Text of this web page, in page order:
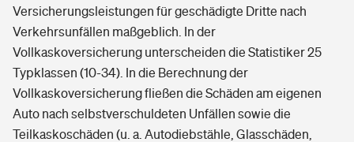
Versicherungsleistungen für geschädigte Dritte nach
Verkehrsunfällen maßgeblich. In der
Vollkaskoversicherung unterscheiden die Statistiker 25
Typklassen (10-34). In die Berechnung der
Vollkaskoversicherung fließen die Schäden am eigenen
Auto nach selbstverschuldeten Unfällen sowie die
Teilkaskoschäden (u. a. Autodiebstähle, Glasschäden,